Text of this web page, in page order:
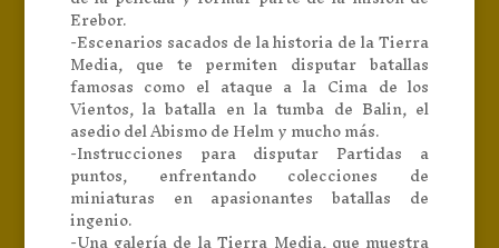
Erebor.
-Escenarios sacados de la historia de la Tierra
Media, que te permiten disputar batallas
famosas como el ataque a la Cima de los
Vientos, la batalla en la tumba de Balin, el
asedio del Abismo de Helm y mucho más.
-Instrucciones para disputar Partidas a
puntos, enfrentando colecciones de
miniaturas en apasionantes batallas de
ingenio.